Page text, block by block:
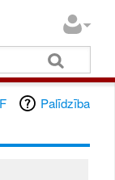
Palīdzība